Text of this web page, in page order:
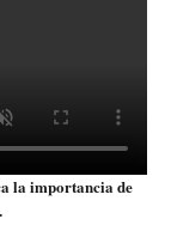
la importancia de